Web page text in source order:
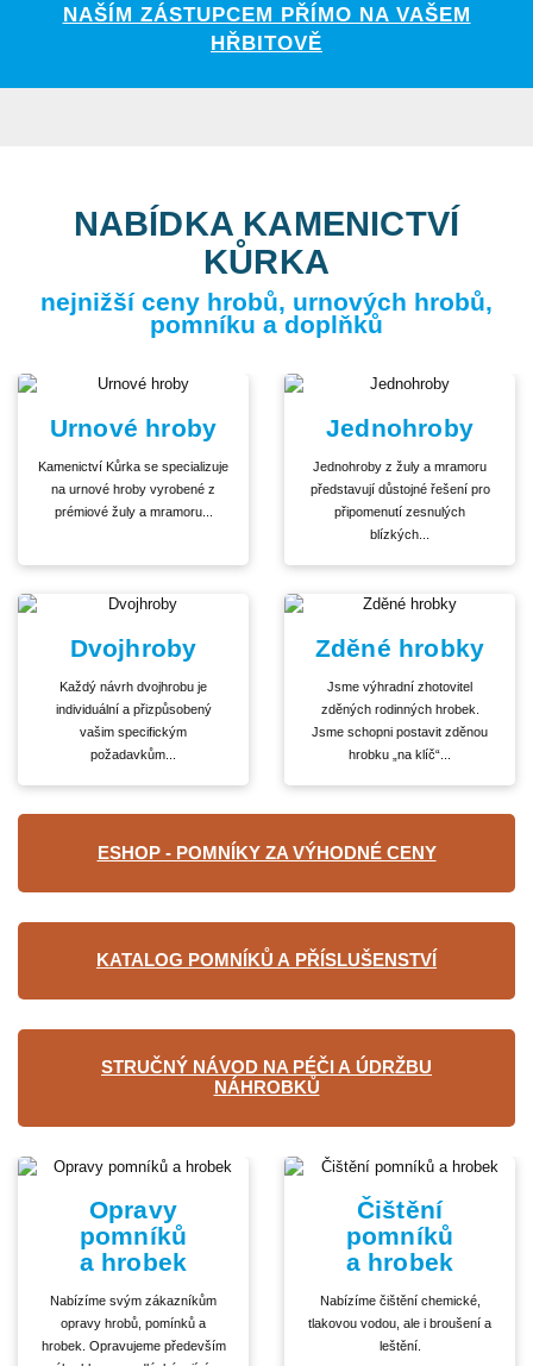
NAŠÍM ZÁSTUPCEM PŘÍMO NA VAŠEM
HŘBITOVĚ
NABÍDKA KAMENICTVÍ
KŮRKA
nejnižší ceny hrobů, urnových hrobů,
pomníku a doplňků
Urnové hroby
Kamenictví Kůrka se specializuje
na urnové hroby vyrobené z
prémiové žuly a mramoru...
Jednohroby
Jednohroby z žuly a mramoru
představují důstojné řešení pro
připomenutí zesnulých
blízkých...
Dvojhroby
Každý návrh dvojhrobu je
individuální a přizpůsobený
vašim specifickým
požadavkům...
Zděné hrobky
Jsme výhradní zhotovitel
zděných rodinných hrobek.
Jsme schopni postavit zděnou
hrobku „na klíč“...
ESHOP - POMNÍKY ZA VÝHODNÉ CENY
KATALOG POMNÍKŮ A PŘÍSLUŠENSTVÍ
STRUČNÝ NÁVOD NA PÉČI A ÚDRŽBU
NÁHROBKŮ
Opravy
pomníků
a hrobek
Nabízíme svým zákazníkům
opravy hrobů, pomínků a
hrobek. Opravujeme především
Čištění
pomníků
a hrobek
Nabízíme čištění chemické,
tlakovou vodou, ale i broušení a
leštění.